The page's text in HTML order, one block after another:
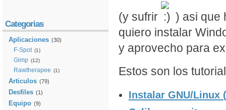
(y sufrir
) asi que
quiero instalar
y aprovecho para
Estos son los
Instalar GNU/Linux
Categorias
Aplicaciones (30)
F-Spot (1)
Gimp (12)
Rawtherapee (1)
Articulos (79)
Desfiles (1)
Equipo (9)